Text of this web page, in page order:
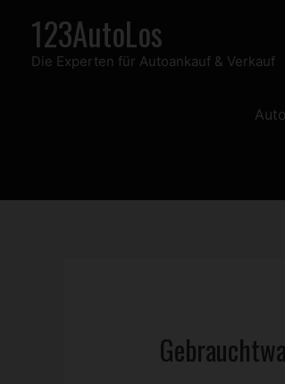
springen
123AutoLos
Die Experten für Autoankauf & Verkauf